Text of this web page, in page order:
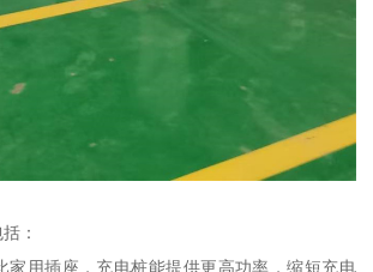
：
家用插座，充电桩能提供更高功率，缩短充电